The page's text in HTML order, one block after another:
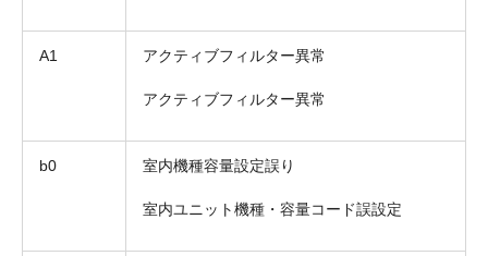
A1 アクティブフィルター異常
アクティブフィルター異常
b0 室内機種容量設定誤り
室内ユニット機種・容量コード誤設定